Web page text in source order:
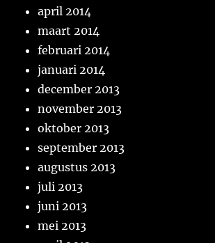
april 2014
maart 2014
februari 2014
januari 2014
december 2013
november 2013
oktober 2013
september 2013
augustus 2013
juli 2013
juni 2013
mei 2013